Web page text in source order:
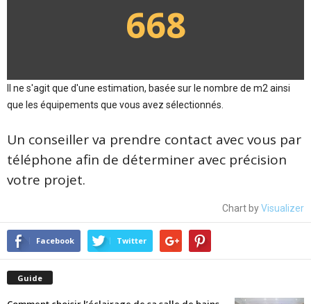
668
Il ne s'agit que d'une estimation, basée sur le nombre de m2 ainsi
que les équipements que vous avez sélectionnés.
Un conseiller va prendre contact avec vous par
téléphone afin de déterminer avec précision
votre projet.
Chart byVisualizer
Facebook Twitter
Guide